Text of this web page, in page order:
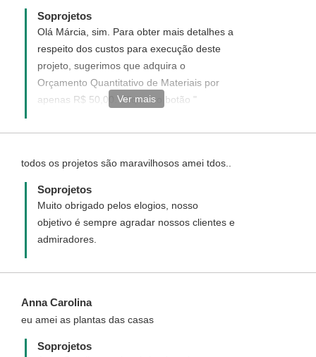
pagamento (R$ 15,00 / m² com o desconto
da primeira parcela). A área a ser
considerada para o cálculo do valor é a
área construída da residência (área do
projeto).
Soprojetos
Olá Márcia, sim. Para obter mais detalhes a
respeito dos custos para execução deste
projeto, sugerimos que adquira o
Orçamento Quantitativo de Materiais por
apenas R$ 50,00. Clique no botão "
você poderá inserir os valores dos materiais
automaticamente o valor total.
Ver mais
todos os projetos são maravilhosos amei tdos..
Soprojetos
Muito obrigado pelos elogios, nosso
objetivo é sempre agradar nossos clientes e
admiradores.
Anna Carolina
eu amei as plantas das casas
Soprojetos